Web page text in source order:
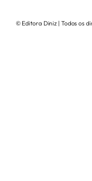
© Editora Diniz | Todos os